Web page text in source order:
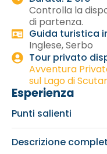
Controlla la
di partenza.
Guida turistica
Inglese, Serbo
Tour privato
Avventura
sul Lago di
Esperienza
Punti salienti
Descrizione